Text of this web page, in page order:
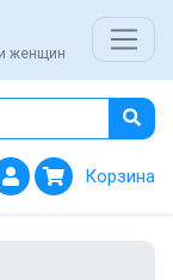
женщин
Корзина